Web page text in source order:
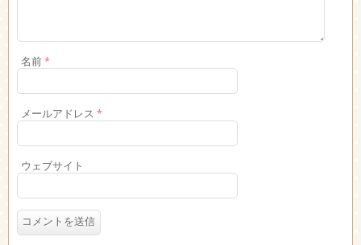
名前*
メールアドレス *
ウェブサイト